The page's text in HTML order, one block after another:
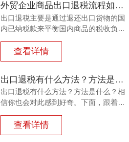
外贸企业商品出口退税流程如何？鸿裕以鞋业公司申请出口退税为例
出口退税主要是通过退还出口货物的国
内已纳税款来平衡国内商品的税收负
品出口退税流程如何？能退多少？广州
鸿裕财税以下用案例说明。
查看详情
出口退税有什么方法？方法是什么？
出口退税有什么方法？方法是什么？相
信你也会对此感到好奇。下面，跟着广
查看详情